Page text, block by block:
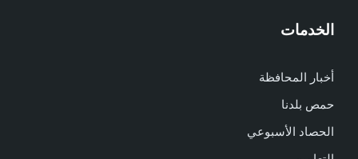
الخدمات
أخبار المحافظة
حمص بلدنا
الحصاد الأسبوعي